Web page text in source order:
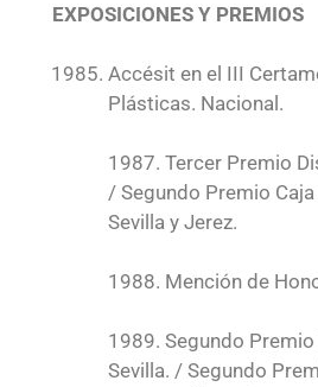
EXPOSICIONES Y PREMIOS
Accésit en el III
Plásticas. Nacional.
1987. Tercer Premio
/ Segundo Premio
Sevilla y Jerez.
1988. Mención de
1989. Segundo
Sevilla. / Segundo